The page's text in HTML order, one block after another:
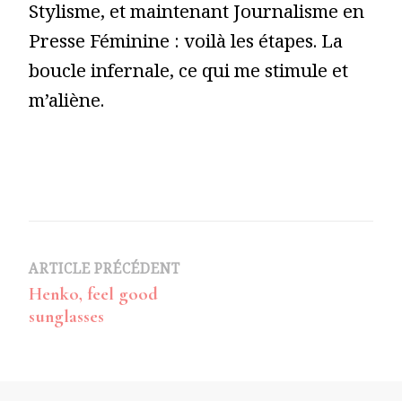
Stylisme, et maintenant Journalisme en
Presse Féminine : voilà les étapes. La
boucle infernale, ce qui me stimule et
m’aliène.
Navigation
d’article
ARTICLE PRÉCÉDENT
Henko, feel good
sunglasses